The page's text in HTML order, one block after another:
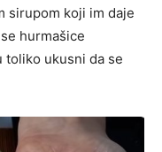
sirupom koji im daje
hurmašice
toliko ukusni da se